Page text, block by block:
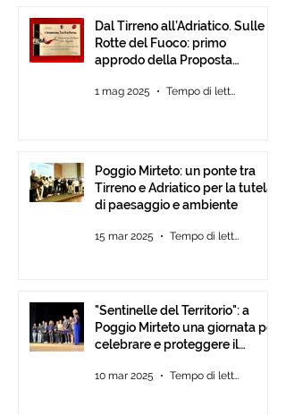
Dal Tirreno all’Adriatico. Sulle
Rotte del Fuoco: primo
approdo della Proposta
1 mag 2025 Tempo di lettura: 3 min
Poggio Mirteto: un ponte tra
Tirreno e Adriatico per la tutela
di paesaggio e ambiente
15 mar 2025 Tempo di lettura: 2 min
"Sentinelle del Territorio": a
Poggio Mirteto una giornata per
celebrare e proteggere il
Tour Film Fest 2025.
10 mar 2025 Tempo di lettura: 2 min